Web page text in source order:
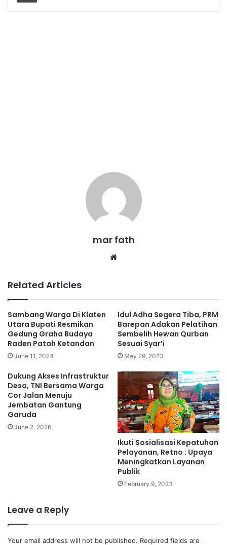
mar fath
Related Articles
Sambang Warga Di Klaten
Utara Bupati Resmikan
Gedung Graha Budaya
Raden Patah Ketandan
June 11, 2024
Idul Adha Segera Tiba, PRM
Barepan Adakan Pelatihan
Sembelih Hewan Qurban
Sesuai Syar’i
May 29, 2023
Dukung Akses Infrastruktur
Desa, TNI Bersama Warga
Cor Jalan Menuju
Jembatan Gantung
Garuda
June 2, 2026
Ikuti Sosialisasi Kepatuhan
Pelayanan, Retno : Upaya
Meningkatkan Layanan
Publik
February 9, 2023
Leave a Reply
Your email address will not be published. Required fields are